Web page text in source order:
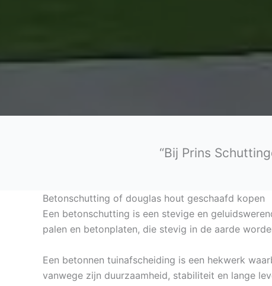
“Bij Prins
Betonschutting of douglas hout geschaafd kopen
Een betonschutting is een stevige en
palen en betonplaten, die stevig in de aarde
Een betonnen tuinafscheiding is een hekwerk
vanwege zijn duurzaamheid, stabiliteit en lange